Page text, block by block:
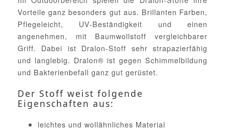
Vorteile ganz besonders gut aus. Brillanten Farben,
Pflegeleicht, UV-Beständigkeit und einen
angenehmen, mit Baumwollstoff vergleichbarer
Griff. Dabei ist Dralon-Stoff sehr strapazierfähig
und langlebig. Dralon® ist gegen Schimmelbildung
und Bakterienbefall ganz gut gerüstet.
Der Stoff weist folgende
Eigenschaften aus:
leichtes und wollähnliches Material